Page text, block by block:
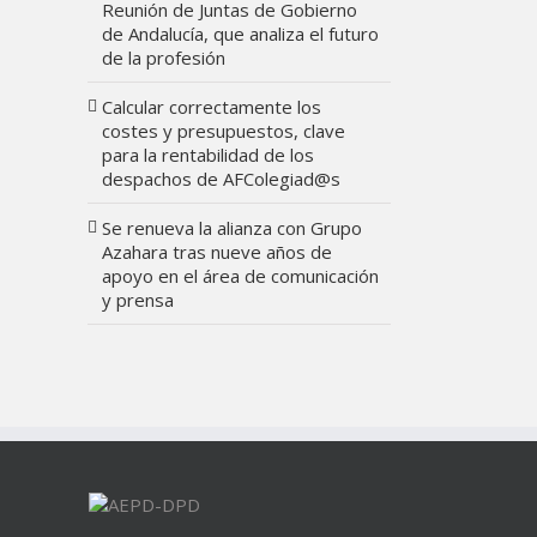
Reunión de Juntas de Gobierno
de Andalucía, que analiza el futuro
de la profesión
Calcular correctamente los
costes y presupuestos, clave
para la rentabilidad de los
despachos de AFColegiad@s
Se renueva la alianza con Grupo
Azahara tras nueve años de
apoyo en el área de comunicación
y prensa